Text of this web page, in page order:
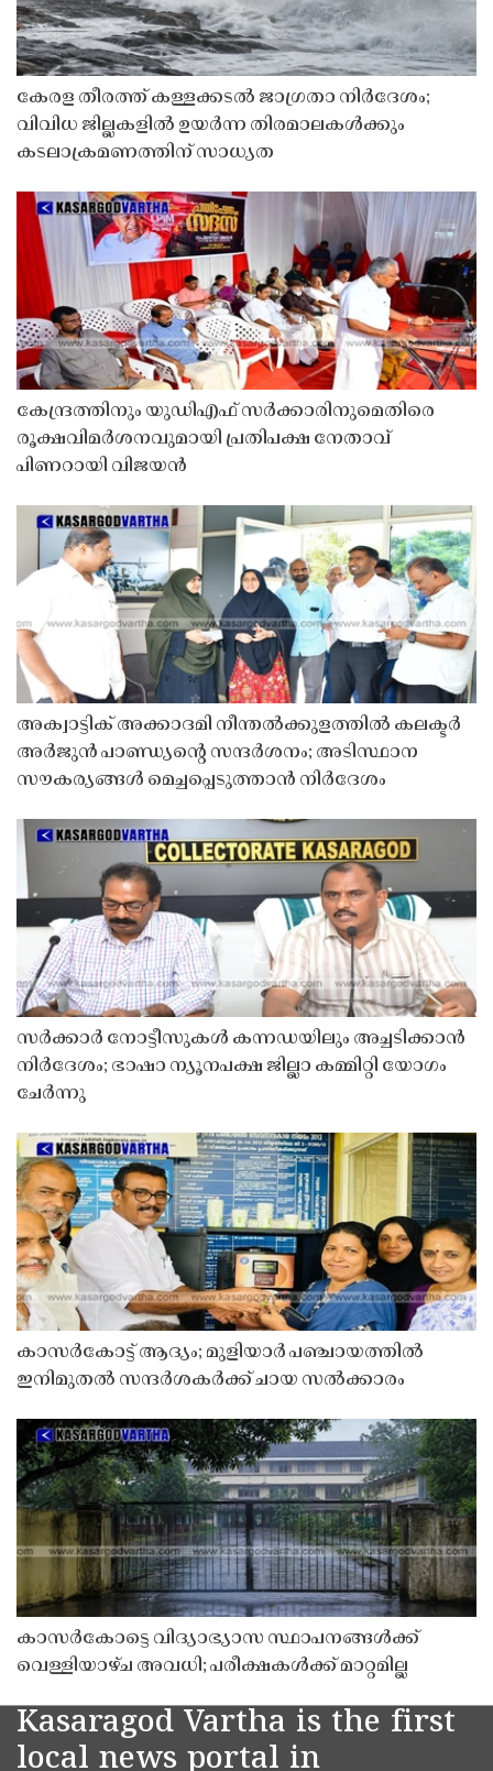
കേരള തീരത്ത് കള്ളക്കടൽ ജാഗ്രതാ നിർദേശം;
വിവിധ ജില്ലകളിൽ ഉയർന്ന തിരമാലകൾക്കും
കടലാക്രമണത്തിന് സാധ്യത
കേന്ദ്രത്തിനും യുഡിഎഫ് സർക്കാരിനുമെതിരെ
രൂക്ഷവിമർശനവുമായി പ്രതിപക്ഷ നേതാവ്
പിണറായി വിജയൻ
അക്വാട്ടിക് അക്കാദമി നീന്തൽക്കുളത്തിൽ കലക്ടർ
അർജുൻ പാണ്ഡ്യൻ്റെ സന്ദർശനം; അടിസ്ഥാന
സൗകര്യങ്ങൾ മെച്ചപ്പെടുത്താൻ നിർദേശം
സർക്കാർ നോട്ടീസുകൾ കന്നഡയിലും അച്ചടിക്കാൻ
നിർദേശം; ഭാഷാ ന്യൂനപക്ഷ ജില്ലാ കമ്മിറ്റി യോഗം
ചേർന്നു
കാസർകോട്ട് ആദ്യം; മുളിയാർ പഞ്ചായത്തിൽ
ഇനിമുതൽ സന്ദർശകർക്ക് ചായ സൽക്കാരം
കാസർകോട്ടെ വിദ്യാഭ്യാസ സ്ഥാപനങ്ങൾക്ക്
വെള്ളിയാഴ്ച അവധി; പരീക്ഷകൾക്ക് മാറ്റമില്ല
Kasaragod Vartha is the first
local news portal in